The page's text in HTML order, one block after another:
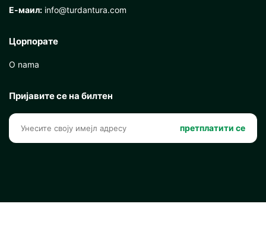
Е-маил: info@turdantura.com
Цорпорате
O nama
Пријавите се на билтен
претплатити се